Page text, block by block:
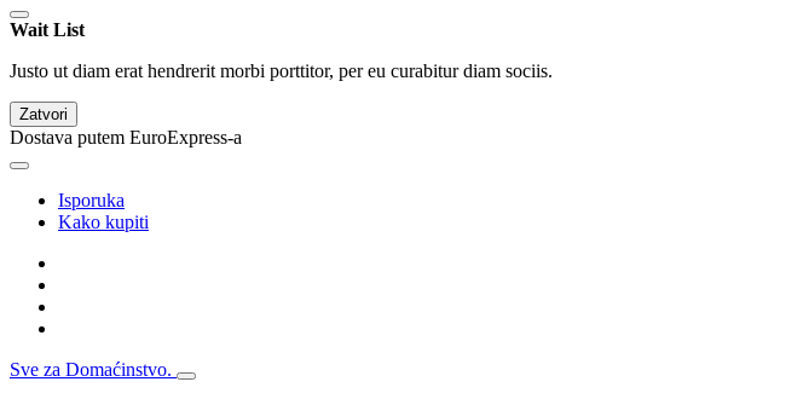
Wait List
Justo ut diam erat hendrerit morbi porttitor, per eu curabitur diam sociis.
Zatvori
Dostava putem EuroExpress-a
Isporuka
Kako kupiti
Sve za Domaćinstvo.